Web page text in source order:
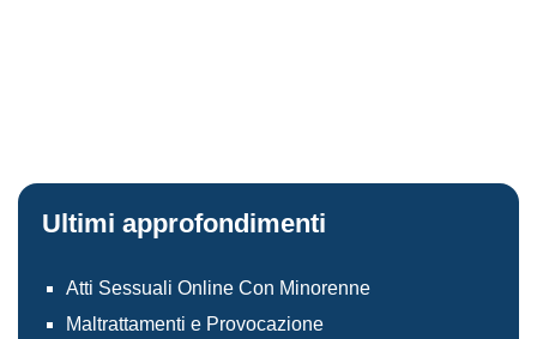
Ultimi approfondimenti
Atti Sessuali Online Con Minorenne
Maltrattamenti e Provocazione